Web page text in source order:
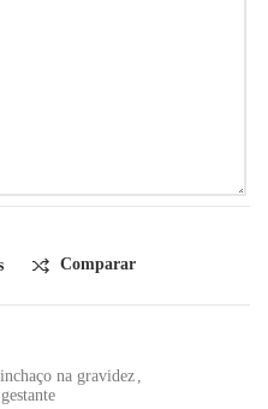
Comparar
inchaço na gravidez ,